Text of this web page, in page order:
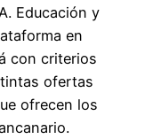
Educación y
en
con criterios
ofertas
ofrecen los